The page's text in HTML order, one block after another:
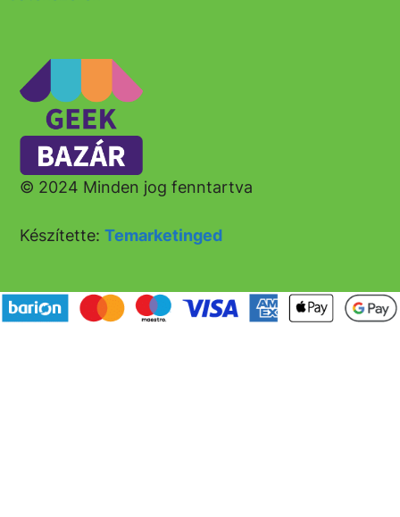
© 2024 Minden jog fenntartva
Készítette:Temarketinged